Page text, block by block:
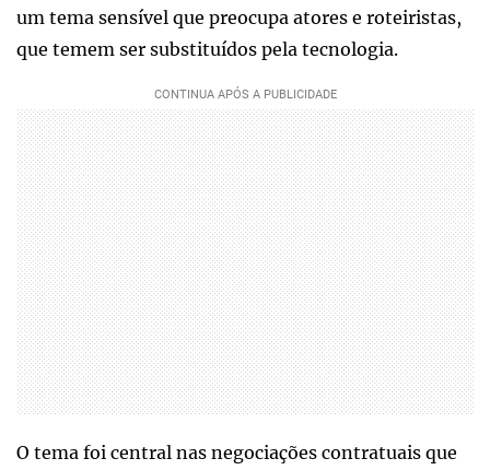
um tema sensível que preocupa atores e roteiristas,
que temem ser substituídos pela tecnologia.
O tema foi central nas negociações contratuais que